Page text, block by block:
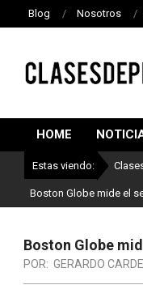
Blog Nosotros
DE
HOME
Estas viendo:
Boston Globe mide el
Boston Globe
POR: GERARDO